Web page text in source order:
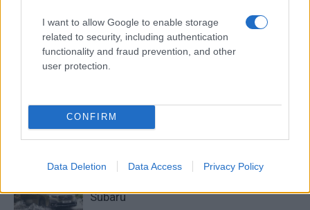
I want to allow Google to enable storage
related to security, including authentication
functionality and fraud prevention, and other
user protection.
CONFIRM
Data Deletion Data Access Privacy Policy
ΠΑΡΟΜΟΙΑ ΑΡΘΡΑ
ΠΕΡΙΣΣΟΤΕΡΑ ΑΠΟ ΤΟΝ ΔΗΜΙΟΥΡΓΟ
DigiCar: Leasing με «σωστό»
περιβαλλοντικό αποτύπωμα
Subaru